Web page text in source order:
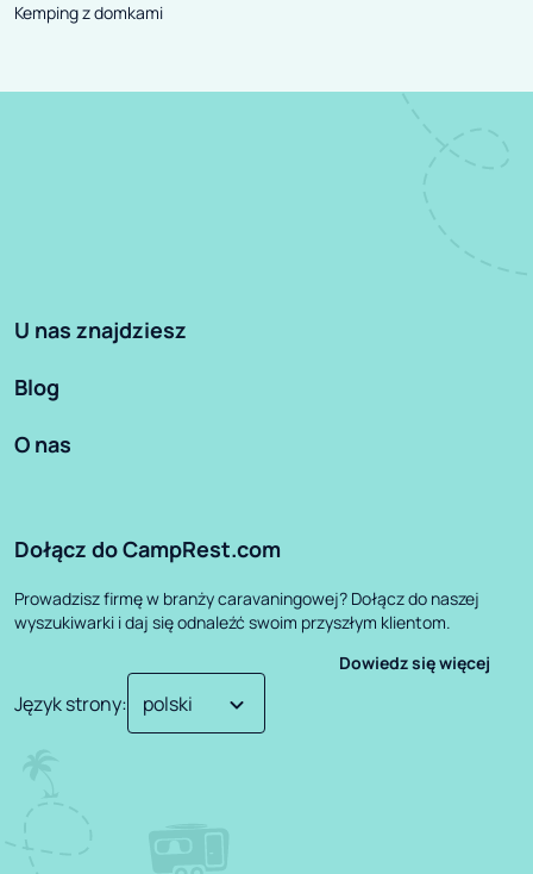
Kemping z domkami
U nas znajdziesz
Blog
O nas
Dołącz do CampRest.com
Prowadzisz firmę w branży caravaningowej? Dołącz do naszej
wyszukiwarki i daj się odnaleźć swoim przyszłym klientom.
Dowiedz się więcej
Język strony: